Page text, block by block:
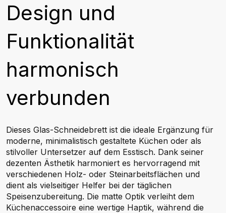
Design und
Funktionalität
harmonisch
verbunden
Dieses Glas-Schneidebrett ist die ideale Ergänzung für
moderne, minimalistisch gestaltete Küchen oder als
stilvoller Untersetzer auf dem Esstisch. Dank seiner
dezenten Ästhetik harmoniert es hervorragend mit
verschiedenen Holz- oder Steinarbeitsflächen und
dient als vielseitiger Helfer bei der täglichen
Speisenzubereitung. Die matte Optik verleiht dem
Küchenaccessoire eine wertige Haptik, während die